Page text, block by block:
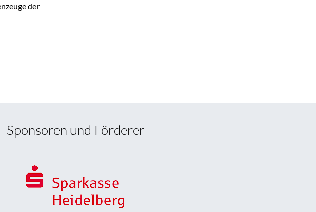
der
Sponsoren und Förderer